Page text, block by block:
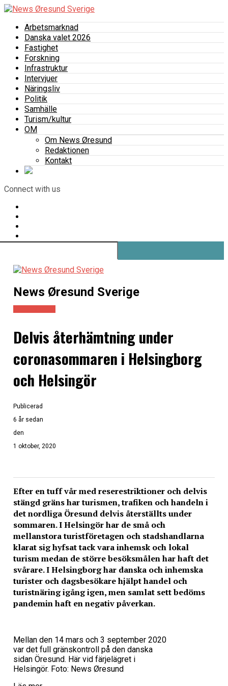
Arbetsmarknad
Danska valet 2026
Fastighet
Forskning
Infrastruktur
Intervjuer
Näringsliv
Politik
Samhälle
Turism/kultur
OM
Om News Øresund
Redaktionen
Kontakt
Connect with us
News Øresund Sverige
Delvis återhämtning under
coronasommaren i Helsingborg
och Helsingör
Publicerad
6 år sedan
den
1 oktober, 2020
Efter en tuff vår med reserestriktioner och delvis
stängd gräns har turismen, trafiken och handeln i
det nordliga Öresund delvis återställts under
sommaren. I Helsingör har de små och
mellanstora turistföretagen och stadshandlarna
klarat sig hyfsat tack vara inhemsk och lokal
turism medan de större besöksmålen har haft det
svårare. I Helsingborg har danska och inhemska
turister och dagsbesökare hjälpt handel och
turistnäring igång igen, men samlat sett bedöms
pandemin haft en negativ påverkan.
Mellan den 14 mars och 3 september 2020
var det full gränskontroll på den danska
sidan Öresund. Här vid färjelägret i
Helsingör. Foto: News Øresund